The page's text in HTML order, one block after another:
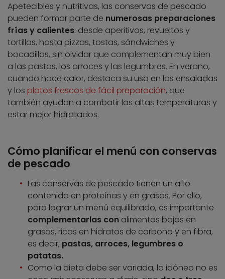
Apetecibles y nutritivas, las conservas de pescado
pueden formar parte de numerosas preparaciones
frías y calientes: desde aperitivos, revueltos y
tortillas, hasta pizzas, tostas, sándwiches y
bocadillos, sin olvidar que complementan muy bien
a las pastas, los arroces y las legumbres. En verano,
cuando hace calor, destaca su uso en las ensaladas
y los platos frescos de fácil preparación, que
también ayudan a combatir las altas temperaturas y
estar mejor hidratados.
Cómo planificar el menú con conservas
de pescado
Las conservas de pescado tienen un alto
contenido en proteínas y en grasas. Por ello,
para lograr un menú equilibrado, es importante
complementarlas con alimentos bajos en
grasas, ricos en hidratos de carbono y en fibra,
es decir, pastas, arroces, legumbres o
patatas.
Como la dieta debe ser variada, lo idóneo no es